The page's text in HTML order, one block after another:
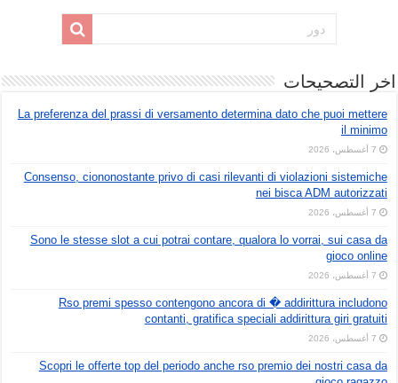
اخر التصحيحات
La preferenza del prassi di versamento determina dato che puoi mettere
il minimo
7 أغسطس، 2026
Consenso, ciononostante privo di casi rilevanti di violazioni sistemiche
nei bisca ADM autorizzati
7 أغسطس، 2026
Sono le stesse slot a cui potrai contare, qualora lo vorrai, sui casa da
gioco online
7 أغسطس، 2026
Rso premi spesso contengono ancora di � addirittura includono
contanti, gratifica speciali addirittura giri gratuiti
7 أغسطس، 2026
Scopri le offerte top del periodo anche rso premio dei nostri casa da